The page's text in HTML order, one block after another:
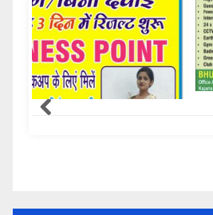
Samachar Express